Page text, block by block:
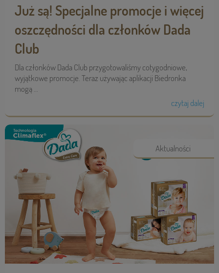
Już są! Specjalne promocje i więcej
oszczędności dla członków Dada
Club
Dla członków Dada Club przygotowaliśmy cotygodniowe,
wyjątkowe promocje. Teraz używając aplikacji Biedronka
mogą ...
czytaj dalej
Aktualności